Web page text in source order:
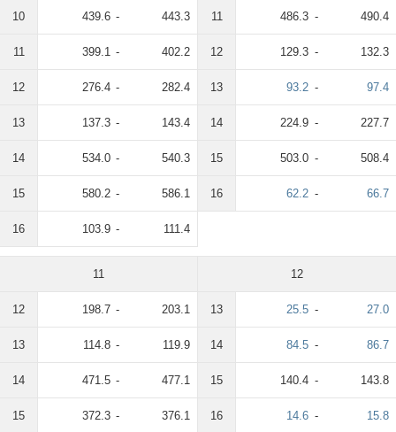
10 439.6 - 443.3
11 399.1 - 402.2
12 276.4 - 282.4
13 137.3 - 143.4
14 534.0 - 540.3
15 580.2 - 586.1
16 103.9 - 111.4
11 486.3 - 490.4
12 129.3 - 132.3
13 93.2 - 97.4
14 224.9 - 227.7
15 503.0 - 508.4
16 62.2 - 66.7
11
12 198.7 - 203.1
13 114.8 - 119.9
14 471.5 - 477.1
15 372.3 - 376.1
12
13 25.5 - 27.0
14 84.5 - 86.7
15 140.4 - 143.8
16 14.6 - 15.8